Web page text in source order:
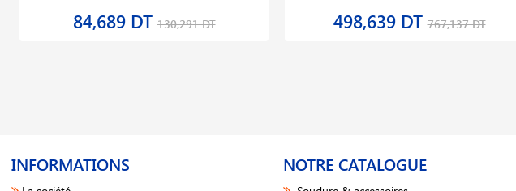
84,689 DT130,291 DT 498,639 DT767,137 DT
INFORMATIONS NOTRE CATALOGUE